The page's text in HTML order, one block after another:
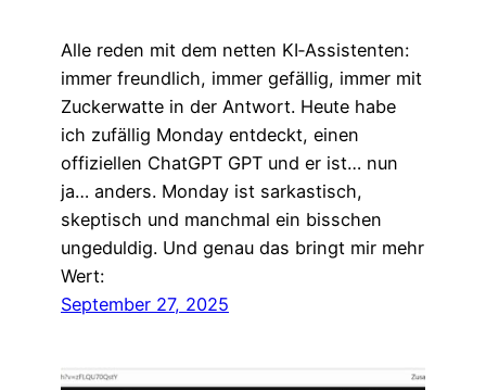
Alle reden mit dem netten KI‑Assistenten:
immer freundlich, immer gefällig, immer mit
Zuckerwatte in der Antwort. Heute habe
ich zufällig Monday entdeckt, einen
offiziellen ChatGPT GPT und er ist… nun
ja… anders. Monday ist sarkastisch,
skeptisch und manchmal ein bisschen
ungeduldig. Und genau das bringt mir mehr
Wert:
September 27, 2025